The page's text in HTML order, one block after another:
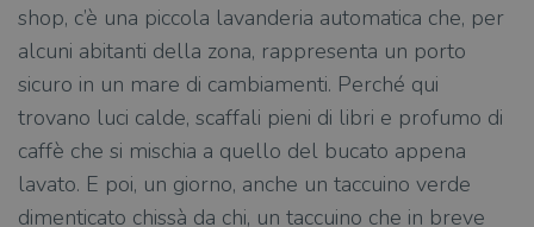
shop, c’è una piccola lavanderia automatica che, per
alcuni abitanti della zona, rappresenta un porto
sicuro in un mare di cambiamenti. Perché qui
trovano luci calde, scaffali pieni di libri e profumo di
caffè che si mischia a quello del bucato appena
lavato. E poi, un giorno, anche un taccuino verde
dimenticato chissà da chi, un taccuino che in breve